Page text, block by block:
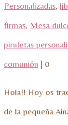
Personalizadas,
firmas, Mesa
piruletas
comunión | 0
Hola!! Hoy os
de la pequeña